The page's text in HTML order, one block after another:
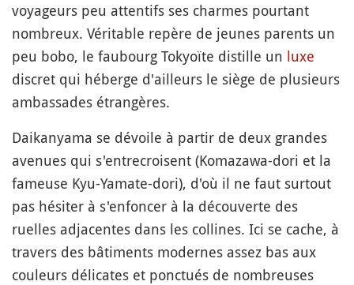
voyageurs peu attentifs ses charmes pourtant
nombreux. Véritable repère de jeunes parents un
peu bobo, le faubourg Tokyoïte distille un luxe
discret qui héberge d'ailleurs le siège de plusieurs
ambassades étrangères.
Daikanyama se dévoile à partir de deux grandes
avenues qui s'entrecroisent (Komazawa-dori et la
fameuse Kyu-Yamate-dori), d'où il ne faut surtout
pas hésiter à s'enfoncer à la découverte des
ruelles adjacentes dans les collines. Ici se cache, à
travers des bâtiments modernes assez bas aux
couleurs délicates et ponctués de nombreuses